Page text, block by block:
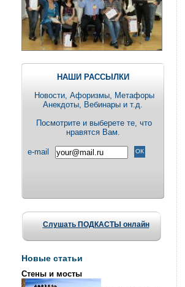
НАШИ РАССЫЛКИ
Новости, Aфоризмы, Метафоры
Анекдоты, Вебинары и т.д.
Посмотрите и выберете те, что
нравятся Вам.
e-mail
Слушать ПОДКАСТЫ онлайн
Новые статьи
Стены и мосты